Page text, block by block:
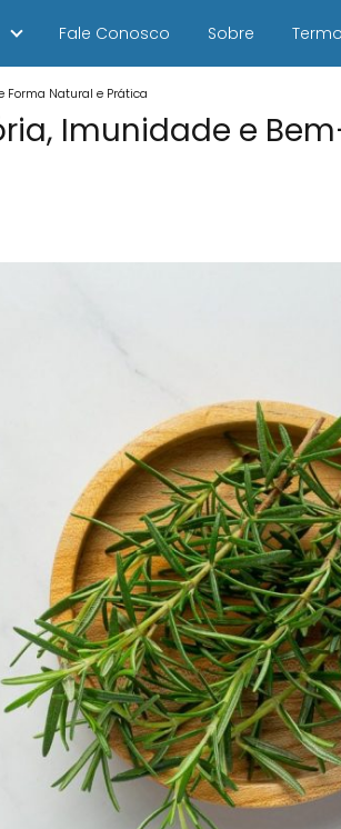
Fale Conosco Sobre
Forma Natural e Prática
Imunidade e